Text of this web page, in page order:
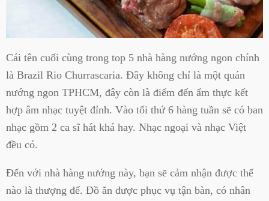
Cái tên cuối cùng trong top 5 nhà hàng nướng ngon chính
là Brazil Rio Churrascaria. Đây không chỉ là một quán
nướng ngon TPHCM, đây còn là điểm đến ẩm thực kết
hợp âm nhạc tuyệt đỉnh. Vào tối thứ 6 hàng tuần sẽ có ban
nhạc gồm 2 ca sĩ hát khá hay. Nhạc ngoại và nhạc Việt
đều có.
Đến với nhà hàng nướng này, bạn sẽ cảm nhận được thế
nào là thượng đế. Đồ ăn được phục vụ tận bàn, có nhân